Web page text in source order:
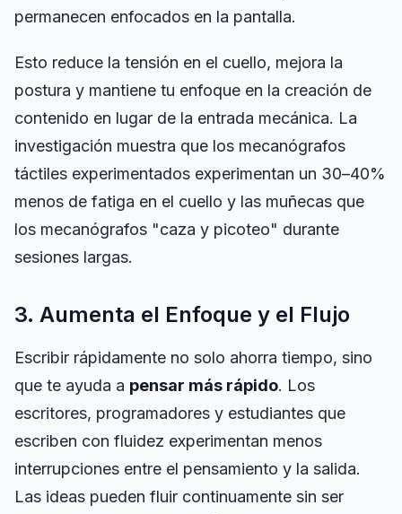
permanecen enfocados en la pantalla.
Esto reduce la tensión en el cuello, mejora la
postura y mantiene tu enfoque en la creación de
contenido en lugar de la entrada mecánica. La
investigación muestra que los mecanógrafos
táctiles experimentados experimentan un 30–40%
menos de fatiga en el cuello y las muñecas que
los mecanógrafos "caza y picoteo" durante
sesiones largas.
3. Aumenta el Enfoque y el Flujo
Escribir rápidamente no solo ahorra tiempo, sino
que te ayuda a pensar más rápido. Los
escritores, programadores y estudiantes que
escriben con fluidez experimentan menos
interrupciones entre el pensamiento y la salida.
Las ideas pueden fluir continuamente sin ser